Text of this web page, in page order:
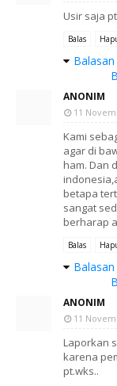
Usir saja
Balas
Balasan
ANONIM
11
Kami
agar di
ham. Dan
betapa
sangat
berharap
Balas
Balasan
ANONIM
11
Laporkan
karena
pt.wks..